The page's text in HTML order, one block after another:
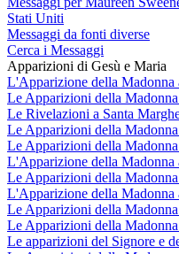
Stati Uniti
Messaggi da fonti diverse
Cerca i Messaggi
Apparizioni di Gesù e Maria
L'Apparizione della Madonna
Le Apparizioni della
Le Rivelazioni a Santa
Le Apparizioni della
Le Apparizioni della
L'Apparizione della Madonna
Le Apparizioni della
L'Apparizione della Madonna
Le Apparizioni della Madonna
Le Apparizioni della Madonna
Le apparizioni del Signore e